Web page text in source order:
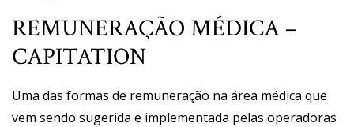
REMUNERAÇÃO MÉDICA –
CAPITATION
Uma das formas de remuneração na área médica que
vem sendo sugerida e implementada pelas operadoras